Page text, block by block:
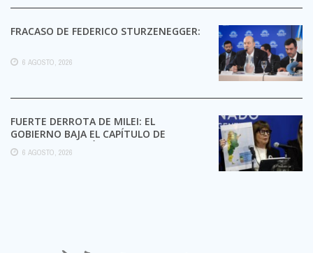
FRACASO DE FEDERICO STURZENEGGER:
6 AGOSTO, 2026
FUERTE DERROTA DE MILEI: EL
GOBIERNO BAJA EL CAPÍTULO DE
EXTRANJERIZACIÓN DE TIERRAS
6 AGOSTO, 2026